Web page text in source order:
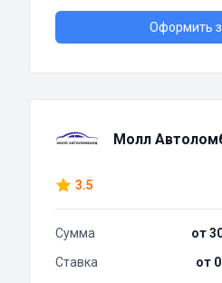
Оформить
Молл
3.5
Сумма
от
Ставка
от